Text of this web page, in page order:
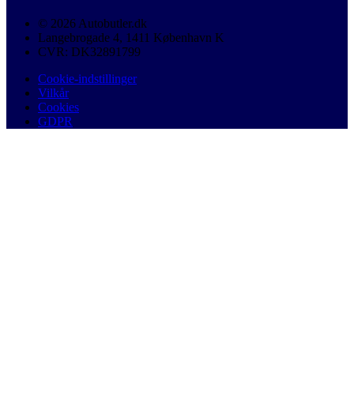
© 2026 Autobutler.dk
Langebrogade 4, 1411 København K
CVR: DK32891799
Cookie-indstillinger
Vilkår
Cookies
GDPR